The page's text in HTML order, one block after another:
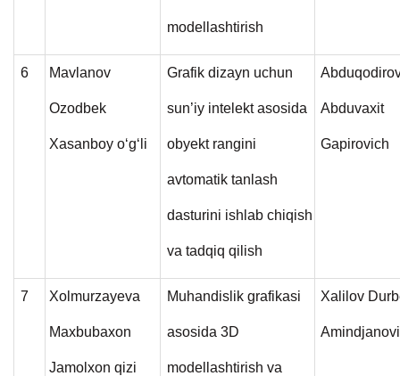
modellashtirish
6 Mavlanov
Ozodbek
Xasanboy o‘g‘li
Grafik dizayn uchun
sun’iy intelekt asosida
obyekt rangini
avtomatik tanlash
dasturini ishlab chiqish
va tadqiq qilish
Abduvaxit
Gapirovich
7 Xolmurzayeva
Maxbubaxon
Jamolxon qizi
Muhandislik grafikasi
asosida 3D
modellashtirish va
Xalilov